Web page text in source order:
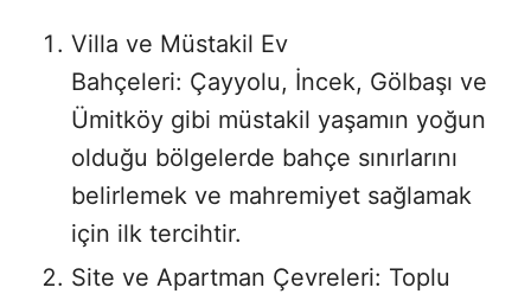
Villa ve Müstakil Ev
Bahçeleri: Çayyolu, İncek, Gölbaşı ve
Ümitköy gibi müstakil yaşamın yoğun
olduğu bölgelerde bahçe sınırlarını
belirlemek ve mahremiyet sağlamak
için ilk tercihtir.
Site ve Apartman Çevreleri: Toplu